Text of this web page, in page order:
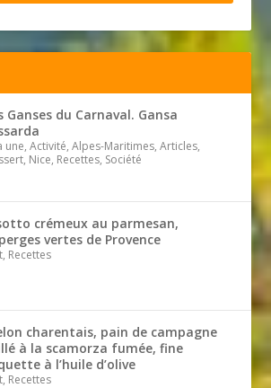
Ganses du Carnaval. Gansa
une, Activité, Alpes-Maritimes, Articles,
Nice, Recettes, Société
crémeux au parmesan,
vertes de Provence
Recettes
charentais, pain de campagne
à la scamorza fumée, fine
à l’huile d’olive
Recettes